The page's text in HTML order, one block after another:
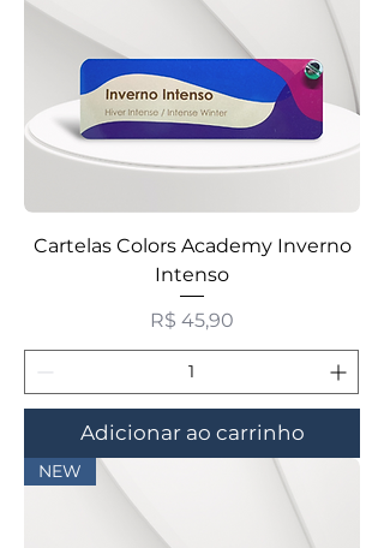
Cartelas Colors Academy Inverno
Intenso
Preço
R$ 45,90
Adicionar ao carrinho
NEW